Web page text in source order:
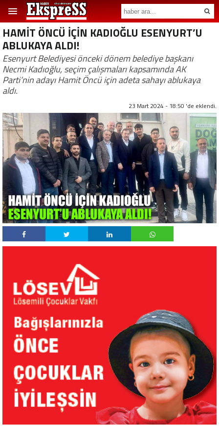
HAMİT ÖNCÜ İÇİN KADIOĞLU ESENYURT’U
ABLUKAYA ALDI!
Esenyurt Belediyesi önceki dönem belediye başkanı
Necmi Kadıoğlu, seçim çalışmaları kapsamında AK
Parti’nin adayı Hamit Öncü için adeta sahayı ablukaya
aldı.
23 Mart 2024 - 18:50 'de eklendi.